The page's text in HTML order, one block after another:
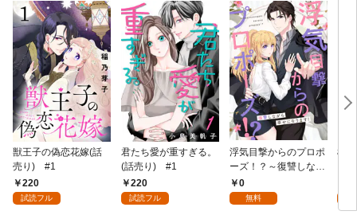
獣王子の偽恋花嫁(話
売り) #1
220
試読フル
君たち愛が重すぎる。
(話売り) #1
220
試読フル
浮気目撃からのプロポ
ーズ！？～復讐しなが
ら幸せになります！～
1
0
無料
桜